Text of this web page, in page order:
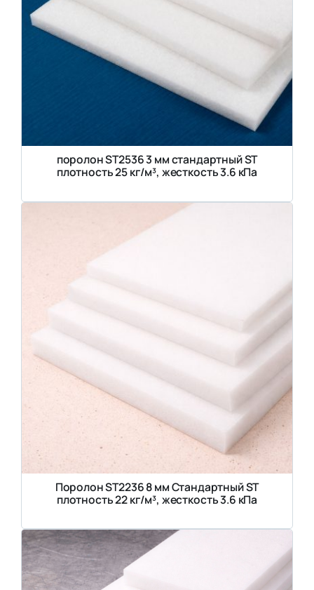
поролон ST2536 3 мм стандартный ST
плотность 25 кг/м³, жесткость 3.6 кПа
Поролон ST2236 8 мм Стандартный ST
плотность 22 кг/м³, жесткость 3.6 кПа